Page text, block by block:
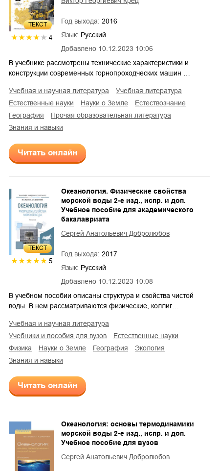
ТЕКСТ
4
Добавлено 10.12.2023 10:06
Год выхода: 2016
Язык: Русский
В учебнике рассмотрены технические характеристики и
конструкции современных горнопроходческих машин …
учебная и научная литература
учебная литература
естественные науки
науки о Земле
естествознание
география
прочая образовательная литература
знания и навыки
Читать онлайн
ТЕКСТ
5
Добавлено 10.12.2023 10:08
Океанология. Физические свойства
морской воды 2-е изд., испр. и доп.
Учебное пособие для академического
бакалавриата
Сергей Анатольевич Добролюбов
Год выхода: 2017
Язык: Русский
В учебном пособии описаны структура и свойства чистой
воды. В нем рассматриваются физические, коллиг…
учебная и научная литература
учебники и пособия для вузов
естественные науки
физика
науки о Земле география
экология
знания и навыки
Читать онлайн
Океанология: основы термодинамики
морской воды 2-е изд., испр. и доп.
Учебное пособие для вузов
Сергей Анатольевич Добролюбов